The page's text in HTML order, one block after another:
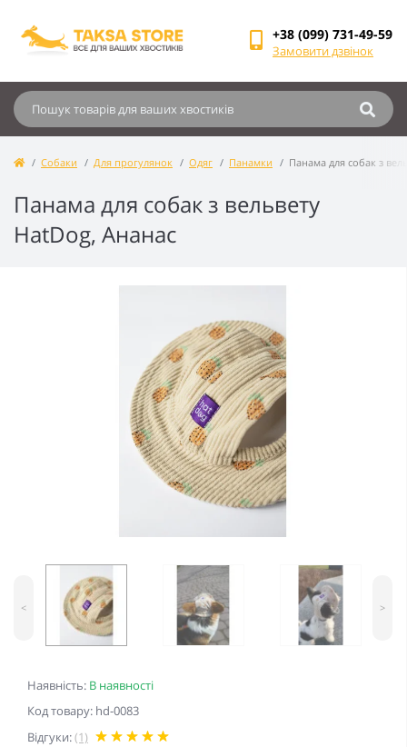
+38 (099) 731-49-59
Замовити дзвінок
Собаки Для прогулянок Одяг Панамки Панама для собак з
Панама для собак з вельвету
HatDog, Ананас
Наявність: В наявності
Код товару: hd-0083
Відгуки:(1)
< >